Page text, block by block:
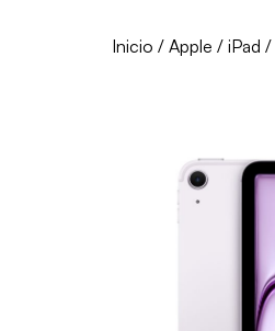
Inicio / Apple / iPad /